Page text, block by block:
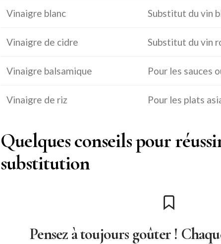
Vinaigre blanc Substitut du vin
Vinaigre de cidre Substitut du vin
Vinaigre balsamique Pour les sauces
Vinaigre de riz Pour les plats
Quelques conseils pour
substitution
Pensez à toujours goûter !